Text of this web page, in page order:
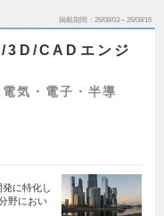
掲載期間 26/08/03～26/08/16
3D/CADエンジ
気・電子・半導
に特化し
野におい